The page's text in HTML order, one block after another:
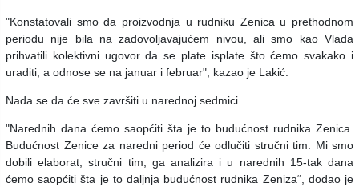
"Konstatovali smo da proizvodnja u rudniku Zenica u prethodnom
periodu nije bila na zadovoljavajućem nivou, ali smo kao Vlada
prihvatili kolektivni ugovor da se plate isplate što ćemo svakako i
uraditi, a odnose se na januar i februar", kazao je Lakić.
Nada se da će sve završiti u narednoj sedmici.
"Narednih dana ćemo saopćiti šta je to budućnost rudnika Zenica.
Budućnost Zenice za naredni period će odlučiti stručni tim. Mi smo
dobili elaborat, stručni tim, ga analizira i u narednih 15-tak dana
ćemo saopćiti šta je to daljnja budućnost rudnika Zeniza“, dodao je